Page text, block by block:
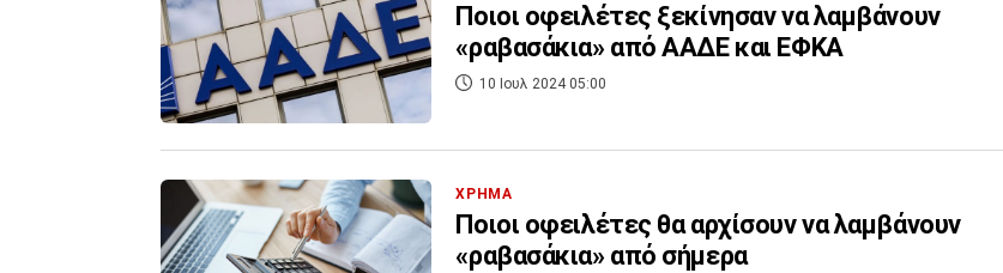
Ποιοι οφειλέτες ξεκίνησαν να λαμβάνουν
«ραβασάκια» από ΑΑΔΕ και ΕΦΚΑ
10 Ιουλ 2024 05:00
ΧΡΗΜΑ
Ποιοι οφειλέτες θα αρχίσουν να λαμβάνουν
«ραβασάκια» από σήμερα